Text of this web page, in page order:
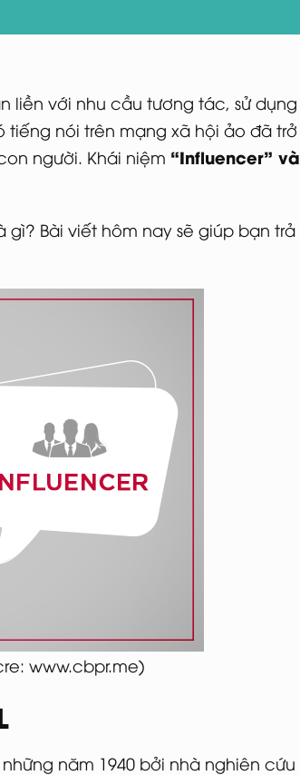
liền với nhu cầu tương tác, sử dụng
nói trên mạng xã hội ảo đã trở
người. Khái niệm “Influencer” và
Bài viết hôm nay sẽ giúp bạn trả
www.cbpr.me)
năm 1940 bởi nhà nghiên cứu